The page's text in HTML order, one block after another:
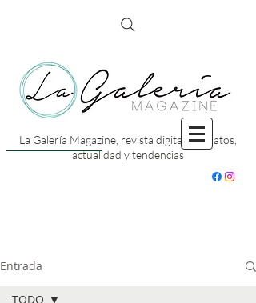
La Galería Magazine, revista digital con datos,
actualidad y tendencias
Entrada
TODO